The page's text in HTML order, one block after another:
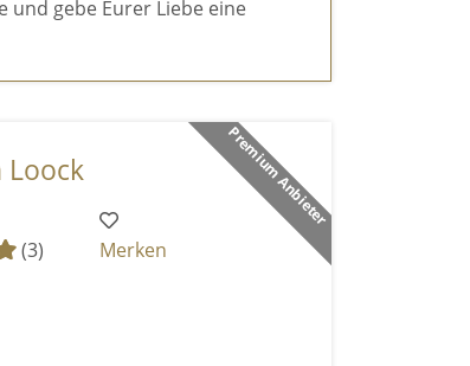
und gebe Eurer Liebe eine
Premium Anbieter
(3)
Merken